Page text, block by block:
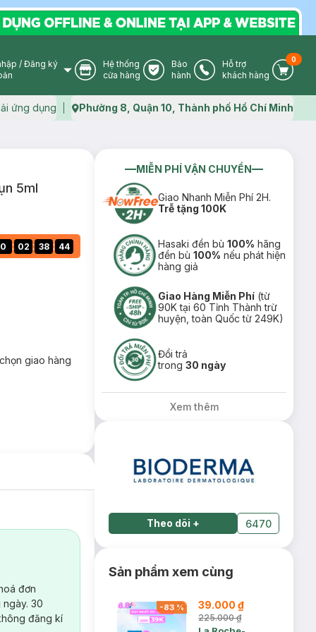
User Icon
/ Đăng ký
Store Icon
Hệ thống
cửa hàng
Warranty Icon
Bảo
hành
Phone Icon
Hỗ trợ
khách hàng
Cart
0
ứng dụng Map icon
Phường 8, Quận 10, Thành phố Hồ Chí Minh
5ml
0 : 02 : 38 : 43
giao hàng
đơn
30
đăng kí
MIỄN PHÍ VẬN CHUYỂN
Giao Nhanh Miễn Phí 2H.
Trễ tặng 100K
Hasaki đền bù100% hãng
đền bù100% nếu phát hiện
hàng giả
Giao Hàng Miễn Phí (từ
90K tại 60 Tỉnh Thành trừ
huyện, toàn Quốc từ 249K)
Đổi trả
trong30 ngày
Xem thêm
Theo dõi + 6470
Sản phẩm xem cùng
-83% 39.000 ₫
225.000 ₫